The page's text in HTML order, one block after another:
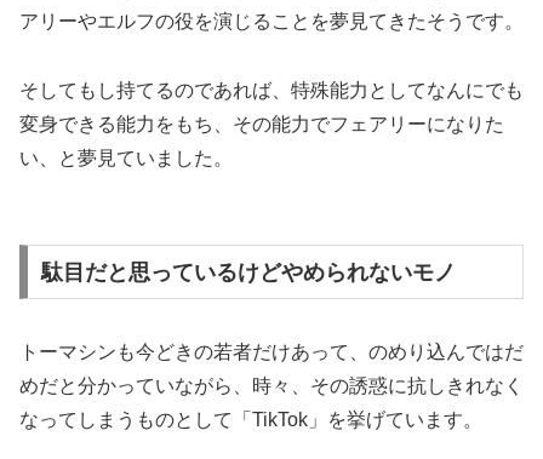
アリーやエルフの役を演じることを夢見てきたそうです。
そしてもし持てるのであれば、特殊能力としてなんにでも
変身できる能力をもち、その能力でフェアリーになりた
い、と夢見ていました。
駄目だと思っているけどやめられないモノ
トーマシンも今どきの若者だけあって、のめり込んではだ
めだと分かっていながら、時々、その誘惑に抗しきれなく
なってしまうものとして「TikTok」を挙げています。